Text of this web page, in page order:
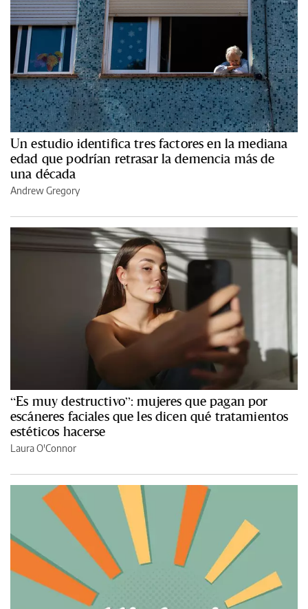
Un estudio identifica tres factores en la mediana
edad que podrían retrasar la demencia más de
una década
Andrew Gregory
“Es muy destructivo”: mujeres que pagan por
escáneres faciales que les dicen qué tratamientos
estéticos hacerse
Laura O'Connor